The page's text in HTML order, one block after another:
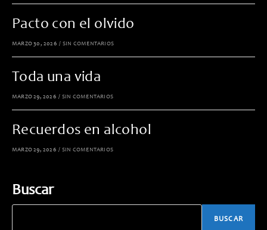
Pacto con el olvido
MARZO 30, 2026 / SIN COMENTARIOS
Toda una vida
MARZO 29, 2026 / SIN COMENTARIOS
Recuerdos en alcohol
MARZO 29, 2026 / SIN COMENTARIOS
Buscar
BUSCAR